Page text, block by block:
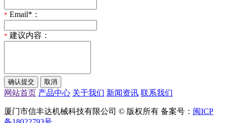
* Email*：
* 建议内容：
网站首页 产品中心 关于我们 新闻资讯 联系我们
厦门市信丰达机械科技有限公司 © 版权所有 备案号： 闽ICP